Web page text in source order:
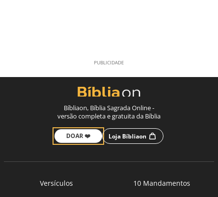
Bíbliaon, Bíblia Sagrada Online -
versão completa e gratuita da Bíblia
DOAR ❤️ Loja Bíbliaon
Versículos
10 Mandamentos